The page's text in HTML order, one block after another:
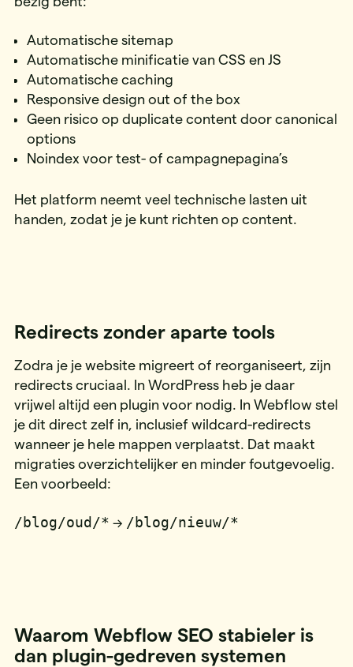
Automatische sitemap
Automatische minificatie van CSS en JS
Automatische caching
Responsive design out of the box
Geen risico op duplicate content door canonical
options
Noindex voor test- of campagnepagina’s
Het platform neemt veel technische lasten uit
handen, zodat je je kunt richten op content.
Redirects zonder aparte tools
Zodra je je website migreert of reorganiseert, zijn
redirects cruciaal. In WordPress heb je daar
vrijwel altijd een plugin voor nodig. In Webflow stel
je dit direct zelf in, inclusief wildcard-redirects
wanneer je hele mappen verplaatst. Dat maakt
migraties overzichtelijker en minder foutgevoelig.
Een voorbeeld:
/blog/oud/* → /blog/nieuw/*
Waarom Webflow SEO stabieler is
dan plugin-gedreven systemen